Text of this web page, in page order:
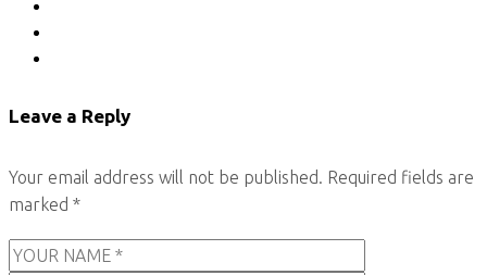
Leave a Reply
Your email address will not be published.
Required fields are
marked *